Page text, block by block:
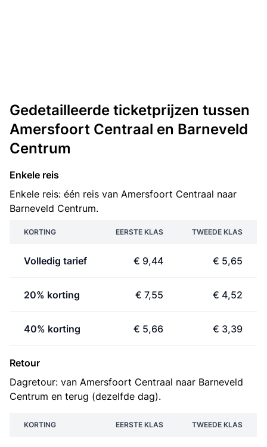
Gedetailleerde ticketprijzen tussen
Amersfoort Centraal en Barneveld
Centrum
Enkele reis
Enkele reis: één reis van Amersfoort Centraal naar
Barneveld Centrum.
KORTING EERSTE KLAS TWEEDE KLAS
Volledig tarief € 9,44 € 5,65
20% korting € 7,55 € 4,52
40% korting € 5,66 € 3,39
Retour
Dagretour: van Amersfoort Centraal naar Barneveld
Centrum en terug (dezelfde dag).
KORTING EERSTE KLAS TWEEDE KLAS